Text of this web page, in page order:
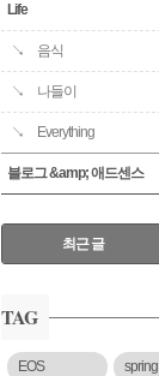
Life
음식
나들이
Everything
블로그 &amp; 애드센스
RECENTLY
최근 글
근
글
TAG
EOS spring